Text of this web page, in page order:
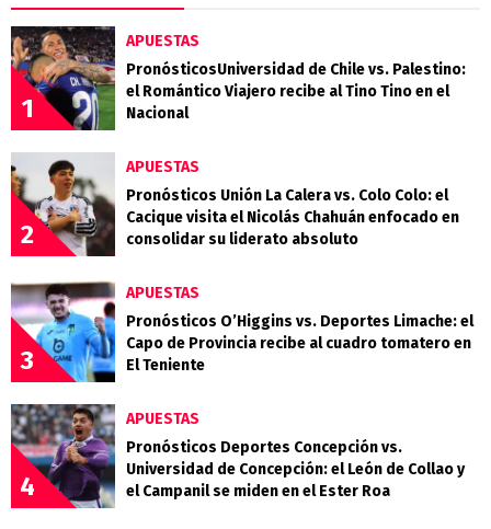
1
APUESTAS
PronósticosUniversidad de Chile vs. Palestino:
el Romántico Viajero recibe al Tino Tino en el
Nacional
2
APUESTAS
Pronósticos Unión La Calera vs. Colo Colo: el
Cacique visita el Nicolás Chahuán enfocado en
consolidar su liderato absoluto
3
APUESTAS
Pronósticos O’Higgins vs. Deportes Limache: el
Capo de Provincia recibe al cuadro tomatero en
El Teniente
4
APUESTAS
Pronósticos Deportes Concepción vs.
Universidad de Concepción: el León de Collao y
el Campanil se miden en el Ester Roa